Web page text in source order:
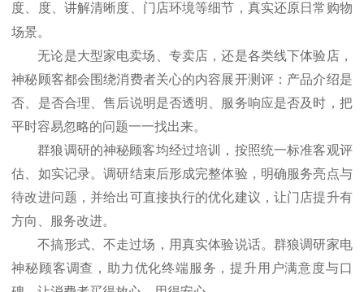
度、度、讲解清晰度、门店环境等细节，真实还原日常购物
场景。
无论是大型家电卖场、专卖店，还是各类线下体验店，
神秘顾客都会围绕消费者关心的内容展开测评：产品介绍是
否、是否合理、售后说明是否透明、服务响应是否及时，把
平时容易忽略的问题一一找出来。
群狼调研的神秘顾客均经过培训，按照统一标准客观评
估、如实记录。调研结束后形成完整体验，明确服务亮点与
待改进问题，并给出可直接执行的优化建议，让门店提升有
方向、服务改进。
不搞形式、不走过场，用真实体验说话。群狼调研家电
神秘顾客调查，助力优化终端服务，提升用户满意度与口